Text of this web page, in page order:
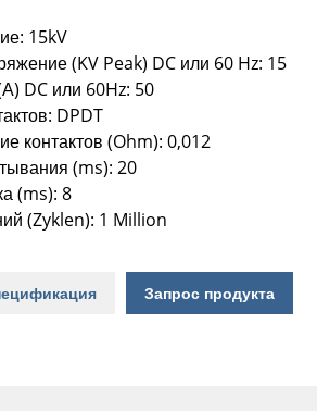
15kV
(KV Peak) DC или 60 Hz: 15
DC или 60Hz: 50
DPDT
контактов (Ohm): 0,012
(ms): 20
(ms): 8
(Zyklen): 1 Million
Запрос продукта